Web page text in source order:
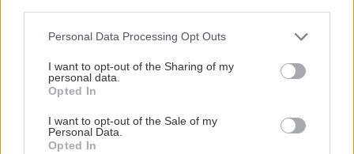
Please note that this website/app uses one or more Google
not limited to your visit or usage behaviour. You may click to
grant or deny consent to Google and its third-party tags to
use your data for below specified purposes in below Google
consent section.
Personal Data Processing Opt Outs
I want to opt-out of the Sharing of my
personal data.
Opted In
I want to opt-out of the Sale of my
Personal Data.
Opted In
1-3 Απριλίου 2023
Κέντρο Πολιτισμού Ίδρυμα Σταύρος Νιάρχος
Guerrilla Girls: Έκθεση
The Art of Behaving Badly | Η Τέχνη της
Κακής Συμπεριφοράς